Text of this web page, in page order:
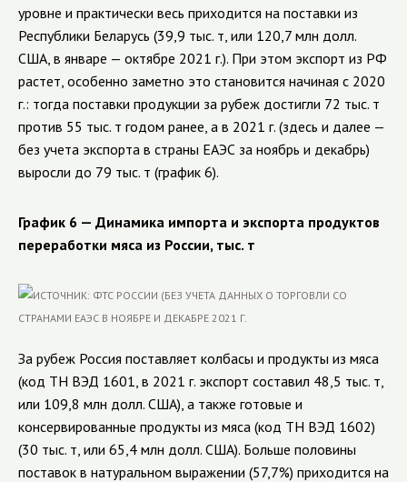
уровне и практически весь приходится на поставки из
Республики Беларусь (39,9 тыс. т, или 120,7 млн долл.
США, в январе — октябре 2021 г.). При этом экспорт из РФ
растет, особенно заметно это становится начиная с 2020
г.: тогда поставки продукции за рубеж достигли 72 тыс. т
против 55 тыс. т годом ранее, а в 2021 г. (здесь и далее —
без учета экспорта в страны ЕАЭС за ноябрь и декабрь)
выросли до 79 тыс. т (график 6).
График 6 — Динамика импорта и экспорта продуктов
переработки мяса из России, тыс. т
За рубеж Россия поставляет колбасы и продукты из мяса
(код ТН ВЭД 1601, в 2021 г. экспорт составил 48,5 тыс. т,
или 109,8 млн долл. США), а также готовые и
консервированные продукты из мяса (код ТН ВЭД 1602)
(30 тыс. т, или 65,4 млн долл. США). Больше половины
поставок в натуральном выражении (57,7%) приходится на